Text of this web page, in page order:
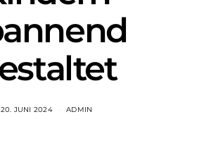
20. JUNI 2024 ADMIN